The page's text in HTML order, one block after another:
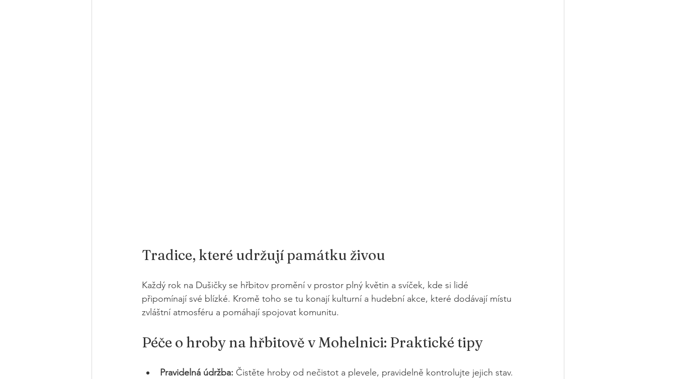
Tradice, které udržují památku živou
Každý rok na Dušičky se hřbitov promění v prostor plný květin a svíček, kde si lidé
připomínají své blízké. Kromě toho se tu konají kulturní a hudební akce, které dodávají místu
zvláštní atmosféru a pomáhají spojovat komunitu.
Péče o hroby na hřbitově v Mohelnici: Praktické tipy
Pravidelná údržba: Čistěte hroby od nečistot a plevele, pravidelně kontrolujte jejich stav.